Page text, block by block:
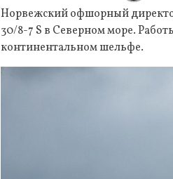
Норвежский офшорный
30/8-7 S в Северном море.
континентальном шельфе.